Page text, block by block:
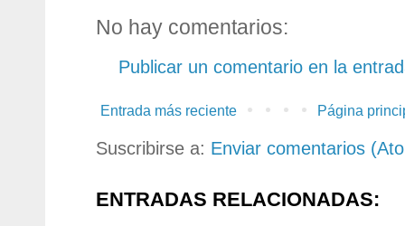
No hay comentarios:
Publicar un comentario en la
Entrada más reciente Página
Suscribirse a: Enviar comentarios
ENTRADAS RELACIONADAS: